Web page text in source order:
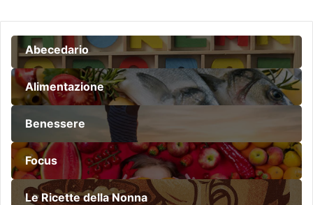
Abecedario
Alimentazione
Benessere
Focus
Le Ricette della Nonna